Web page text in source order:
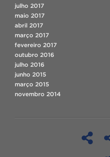
julho 2017
maio 2017
abril 2017
março 2017
fevereiro 2017
outubro 2016
julho 2016
junho 2015
março 2015
novembro 2014